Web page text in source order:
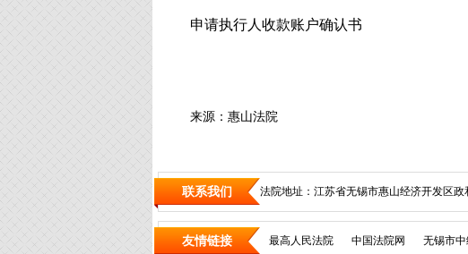
申请执行人收款账户确认书
来源：惠山法院
联系我们 法院地址：江苏省无锡市惠山经济开发
友情链接 最高人民法院 中国法院网 无锡市